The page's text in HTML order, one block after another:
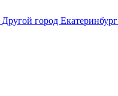
Другой город Екатеринбург